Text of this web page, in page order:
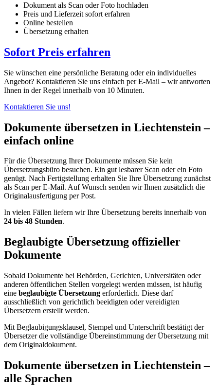
Dokument als Scan oder Foto hochladen
Preis und Lieferzeit sofort erfahren
Online bestellen
Übersetzung erhalten
Sofort Preis erfahren
Sie wünschen eine persönliche Beratung oder ein individuelles
Angebot? Kontaktieren Sie uns einfach per E-Mail – wir antworten
Ihnen in der Regel innerhalb von 10 Minuten.
Kontaktieren Sie uns!
Dokumente übersetzen in Liechtenstein –
einfach online
Für die Übersetzung Ihrer Dokumente müssen Sie kein
Übersetzungsbüro besuchen. Ein gut lesbarer Scan oder ein Foto
genügt. Nach Fertigstellung erhalten Sie Ihre Übersetzung zunächst
als Scan per E-Mail. Auf Wunsch senden wir Ihnen zusätzlich die
Originalausfertigung per Post.
In vielen Fällen liefern wir Ihre Übersetzung bereits innerhalb von
24 bis 48 Stunden.
Beglaubigte Übersetzung offizieller
Dokumente
Sobald Dokumente bei Behörden, Gerichten, Universitäten oder
anderen öffentlichen Stellen vorgelegt werden müssen, ist häufig
eine beglaubigte Übersetzung erforderlich. Diese darf
ausschließlich von gerichtlich beeidigten oder vereidigten
Übersetzern erstellt werden.
Mit Beglaubigungsklausel, Stempel und Unterschrift bestätigt der
Übersetzer die vollständige Übereinstimmung der Übersetzung mit
dem Originaldokument.
Dokumente übersetzen in Liechtenstein –
alle Sprachen